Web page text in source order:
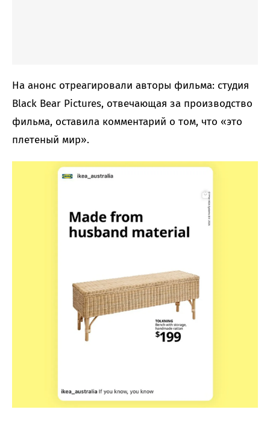
На анонс отреагировали авторы фильма: студия
Black Bear Pictures, отвечающая за производство
фильма, оставила комментарий о том, что «это
плетеный мир».